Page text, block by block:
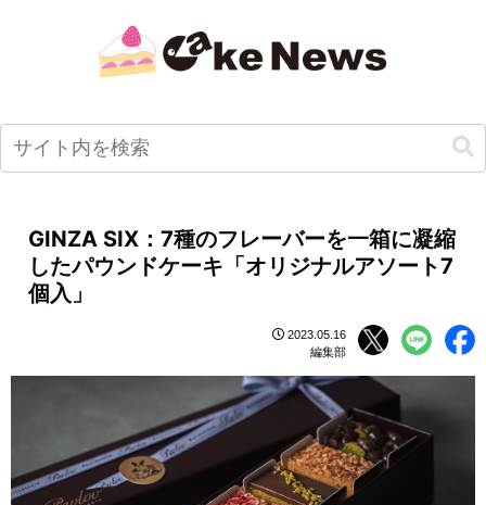
GINZA SIX：7種のフレーバーを一箱に凝縮
したパウンドケーキ「オリジナルアソート7
個入」
2023.05.16
編集部